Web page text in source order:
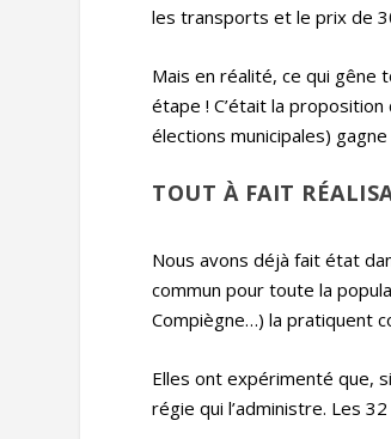
les transports et le prix de
Mais en réalité, ce qui gêne
étape ! C’était la proposition
élections municipales)
TOUT À FAIT
Nous avons déjà fait état
commun pour toute la
Compiègne…) la pratiquent
Elles ont expérimenté que,
régie qui l’administre. Les